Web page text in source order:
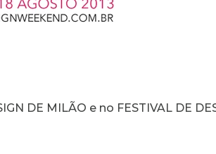
DE MILÃO e no FESTIVAL DE